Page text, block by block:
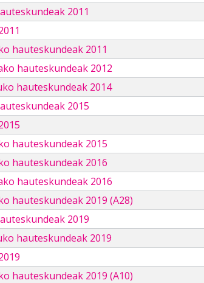
2011
hauteskundeak 2011
hauteskundeak 2012
hauteskundeak 2014
2015
hauteskundeak 2015
hauteskundeak 2016
hauteskundeak 2016
hauteskundeak 2019 (A28)
2019
hauteskundeak 2019
hauteskundeak 2019 (A10)